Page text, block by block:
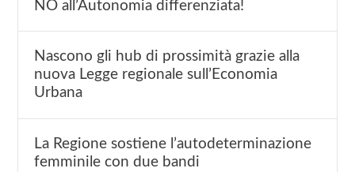
NO all’Autonomia differenziata!
Nascono gli hub di prossimità grazie alla
nuova Legge regionale sull’Economia
Urbana
La Regione sostiene l’autodeterminazione
femminile con due bandi